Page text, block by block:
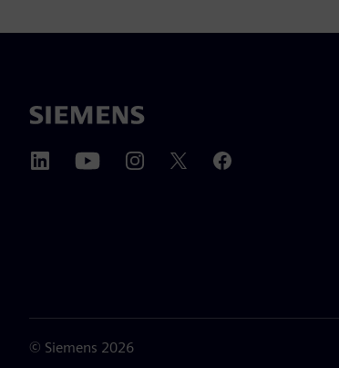
© Siemens 2026